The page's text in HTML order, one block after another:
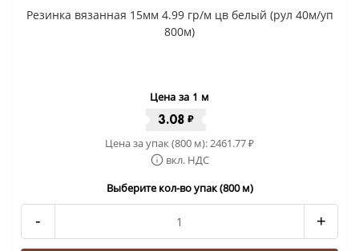
Резинка вязанная 15мм 4.99 гр/м цв белый (рул 40м/уп
800м)
Цена за 1 м
3.08 ₽
Цена за упак (800 м):2461.77₽
вкл. НДС
Выберите кол-во упак (800 м)
- +